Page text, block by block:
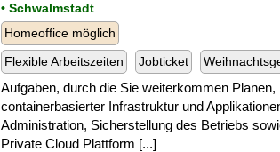
• Schwalmstadt
Homeoffice möglich
Flexible Arbeitszeiten
Jobticket
Aufgaben, durch die Sie weiterkommen
containerbasierter Infrastruktur und
Administration, Sicherstellung des Betriebs
Private Cloud Plattform [...]